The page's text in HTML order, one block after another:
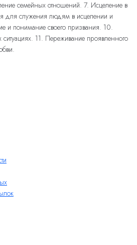
семейных отношений. 7. Исцеление в
для служения людям в исцелении и
и понимание своего призвания. 10.
11. Переживание проявленного